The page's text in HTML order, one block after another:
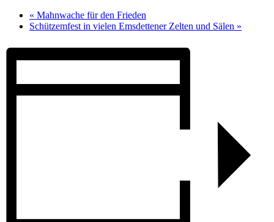
« Mahnwache für den Frieden
Schützemfest in vielen Emsdettener Zelten und Sälen »